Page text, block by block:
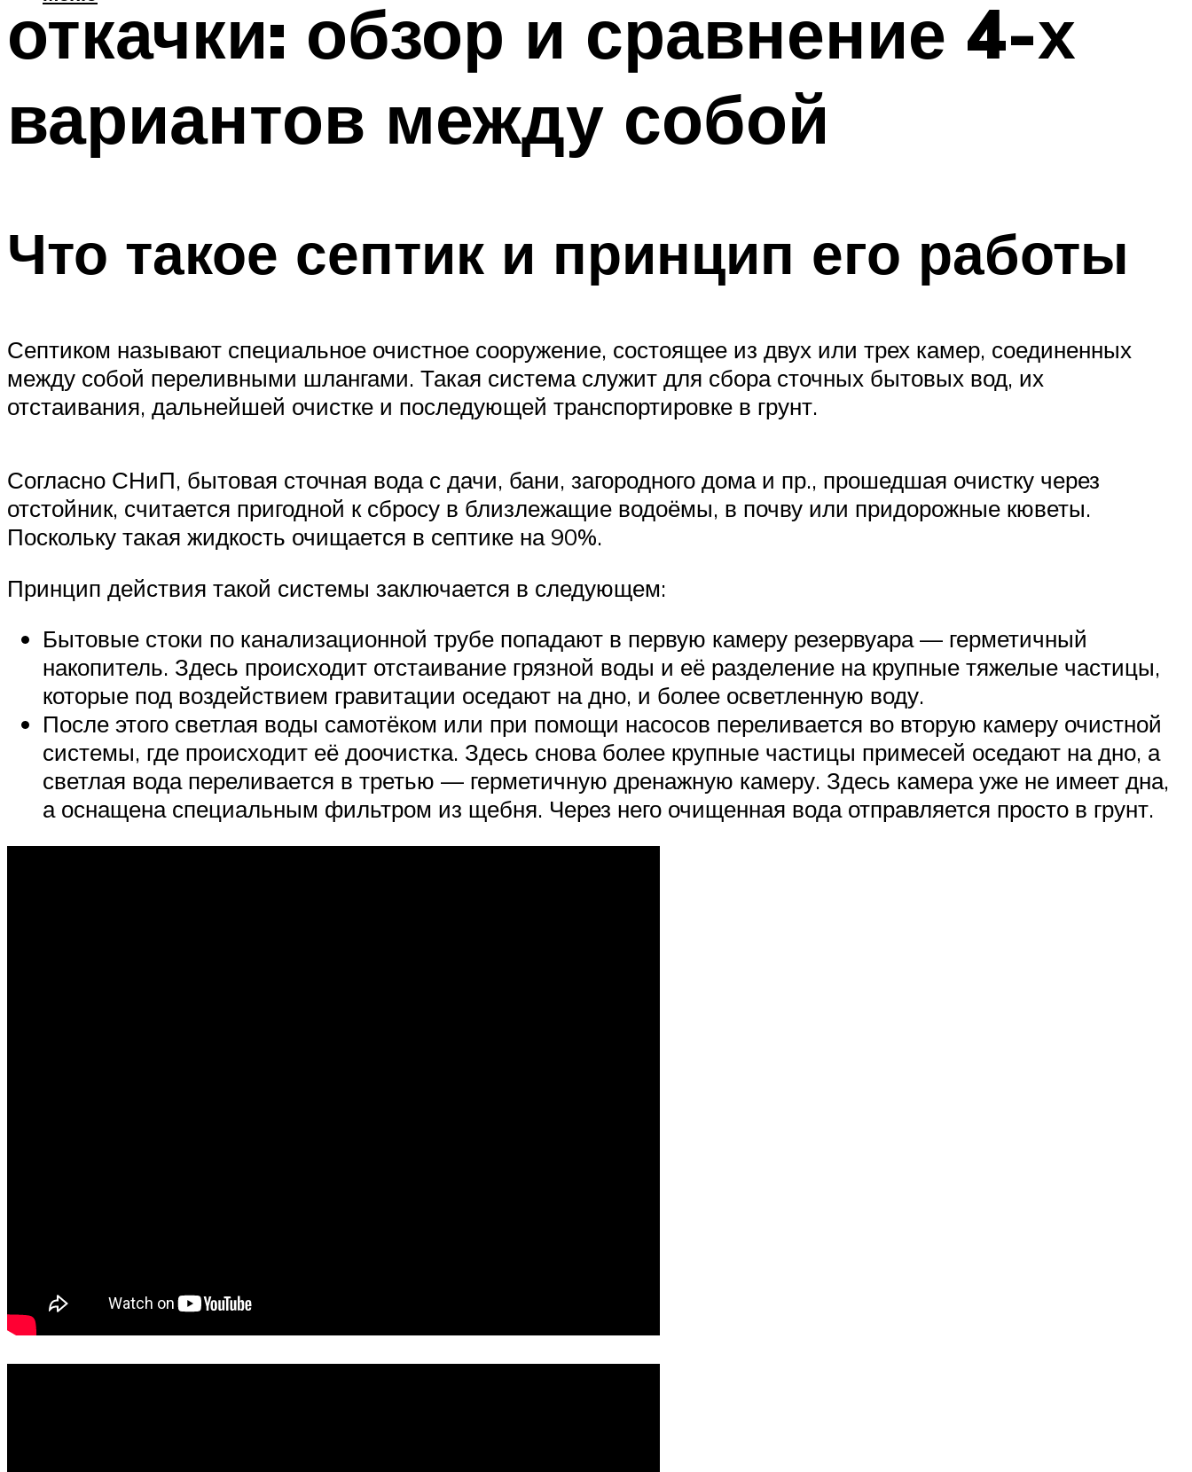
откачки: обзор и сравнение 4-х
вариантов между собой
Что такое септик и принцип его работы
Септиком называют специальное очистное сооружение, состоящее из двух или трех камер, соединенных
между собой переливными шлангами. Такая система служит для сбора сточных бытовых вод, их
отстаивания, дальнейшей очистке и последующей транспортировке в грунт.
Согласно СНиП, бытовая сточная вода с дачи, бани, загородного дома и пр., прошедшая очистку через
отстойник, считается пригодной к сбросу в близлежащие водоёмы, в почву или придорожные кюветы.
Поскольку такая жидкость очищается в септике на 90%.
Принцип действия такой системы заключается в следующем:
Бытовые стоки по канализационной трубе попадают в первую камеру резервуара — герметичный
накопитель. Здесь происходит отстаивание грязной воды и её разделение на крупные тяжелые частицы,
которые под воздействием гравитации оседают на дно, и более осветленную воду.
После этого светлая воды самотёком или при помощи насосов переливается во вторую камеру очистной
системы, где происходит её доочистка. Здесь снова более крупные частицы примесей оседают на дно, а
светлая вода переливается в третью — герметичную дренажную камеру. Здесь камера уже не имеет дна,
а оснащена специальным фильтром из щебня. Через него очищенная вода отправляется просто в грунт.